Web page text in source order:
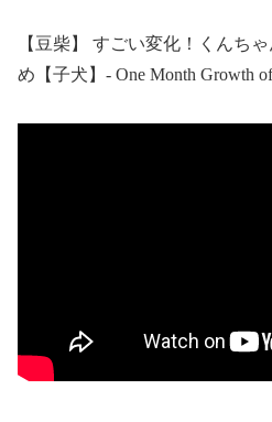
【豆柴】 すごい変化！くんち
め【子犬】- One Month Growth